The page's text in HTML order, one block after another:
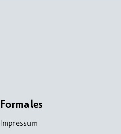
Formales
Impressum